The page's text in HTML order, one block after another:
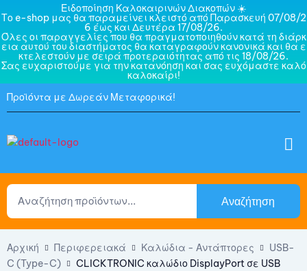
Ειδοποίηση Καλοκαιρινών Διακοπών ☀️
Το e-shop μας θα παραμείνει κλειστό από Παρασκευή 07/08/2
6 έως και Δευτέρα 17/08/26.
Όλες οι παραγγελίες που θα πραγματοποιηθούν κατά τη διάρκ
εια αυτού του διαστήματος θα καταγραφούν κανονικά και θα ε
κτελεστούν με σειρά προτεραιότητας από τις 18/08/26.
Σας ευχαριστούμε για την κατανόηση και σας ευχόμαστε καλό
καλοκαίρι!
Προϊόντα με Δωρεάν Μεταφορικά!
Αναζήτηση
Αρχική Περιφερειακά Καλώδια - Αντάπτορες
USB-
C (Type-C)
CLICKTRONIC καλώδιο DisplayPort σε USB